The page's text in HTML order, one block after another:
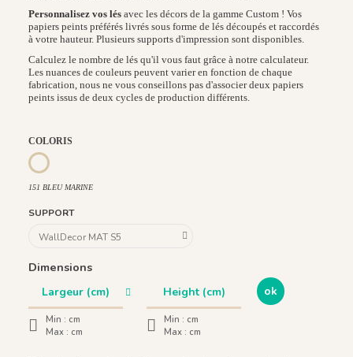
Personnalisez vos lés avec les décors de la gamme Custom ! Vos
papiers peints préférés livrés sous forme de lés découpés et raccordés
à votre hauteur. Plusieurs supports d'impression sont disponibles.
Calculez le nombre de lés qu'il vous faut grâce à notre calculateur.
Les nuances de couleurs peuvent varier en fonction de chaque
fabrication, nous ne vous conseillons pas d'associer deux papiers
peints issus de deux cycles de production différents.
COLORIS
151 BLEU MARINE
151 BLEU MARINE
SUPPORT
Dimensions
Min : cm
Max : cm
Min : cm
Max : cm
ok